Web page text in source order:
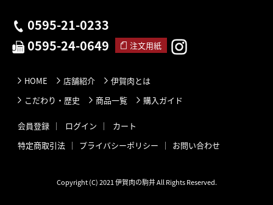
0595-21-0233
0595-24-0649
注文用紙
HOME 店舗紹介
伊賀肉とは
こだわり・歴史
商品一覧 購入ガイド
会員登録 ログイン
カート
特定商取引法
プライバシーポリシー お問い合わせ
Copyright (C) 2021 伊賀肉の駒井 All Rights Reserved.